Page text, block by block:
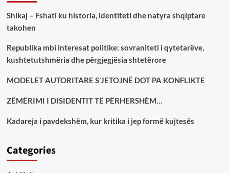
Shikaj – Fshati ku historia, identiteti dhe natyra shqiptare
takohen
Republika mbi interesat politike: sovraniteti i qytetarëve,
kushtetutshmëria dhe përgjegjësia shtetërore
MODELET AUTORITARE S’JETOJNË DOT PA KONFLIKTE
ZËMËRIMI I DISIDENTIT TË PËRHERSHËM…
Kadareja i pavdekshëm, kur kritika i jep formë kujtesës
Categories